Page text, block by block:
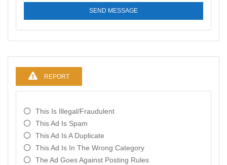
SEND MESSAGE
REPORT
This Is Illegal/fraudulent
This Ad Is Spam
This Ad Is A Duplicate
This Ad Is In The Wrong Category
The Ad Goes Against Posting Rules